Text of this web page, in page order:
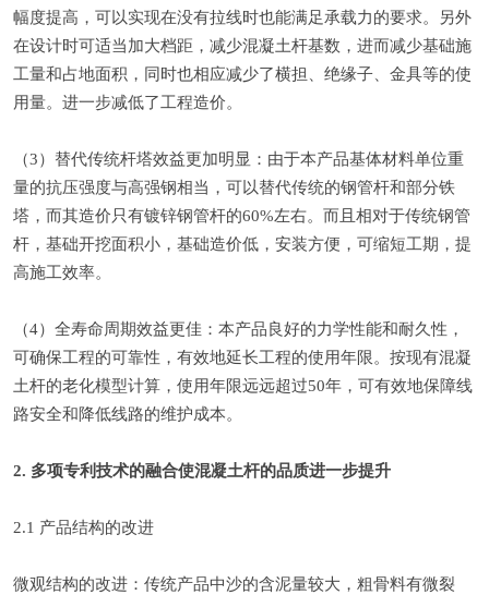
幅度提高，可以实现在没有拉线时也能满足承载力的要求。另外
在设计时可适当加大档距，减少混凝土杆基数，进而减少基础施
工量和占地面积，同时也相应减少了横担、绝缘子、金具等的使
用量。进一步减低了工程造价。
（3）替代传统杆塔效益更加明显：由于本产品基体材料单位重
量的抗压强度与高强钢相当，可以替代传统的钢管杆和部分铁
塔，而其造价只有镀锌钢管杆的60%左右。而且相对于传统钢管
杆，基础开挖面积小，基础造价低，安装方便，可缩短工期，提
高施工效率。
（4）全寿命周期效益更佳：本产品良好的力学性能和耐久性，
可确保工程的可靠性，有效地延长工程的使用年限。按现有混凝
土杆的老化模型计算，使用年限远远超过50年，可有效地保障线
路安全和降低线路的维护成本。
2. 多项专利技术的融合使混凝土杆的品质进一步提升
2.1 产品结构的改进
微观结构的改进：传统产品中沙的含泥量较大，粗骨料有微裂